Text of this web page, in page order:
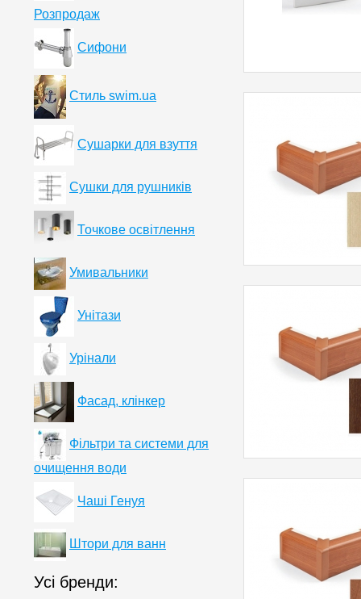
Розпродаж
Сифони
Стиль swim.ua
Сушарки для взуття
Сушки для рушників
Точкове освітлення
Умивальники
Унітази
Урінали
Фасад, клінкер
Фільтри та системи для
очищення води
Чаші Генуя
Штори для ванн
Усі бренди: